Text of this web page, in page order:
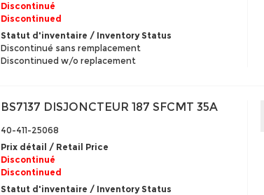
Discontinué
Discontinued
Statut d'inventaire / Inventory Status
Discontinué sans remplacement
Discontinued w/o replacement
BS7137 DISJONCTEUR 187 SFCMT 35A
40-411-25068
Prix détail / Retail Price
Discontinué
Discontinued
Statut d'inventaire / Inventory Status